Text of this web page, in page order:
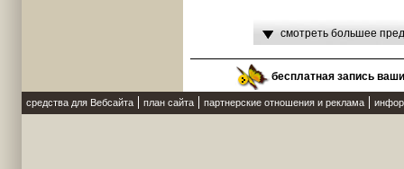
смотреть большее
бесплатная запись
средства для Вебсайта план сайта партнерские отношения и реклама